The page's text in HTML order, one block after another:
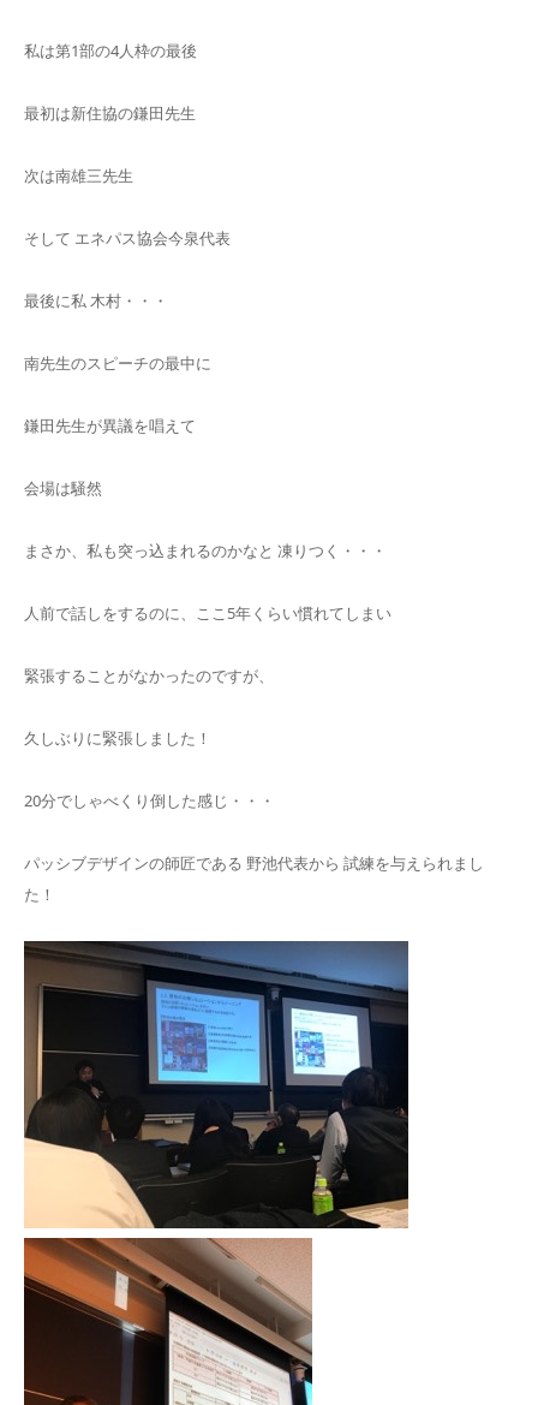
私は第1部の4人枠の最後
最初は新住協の鎌田先生
次は南雄三先生
そして エネパス協会今泉代表
最後に私 木村・・・
南先生のスピーチの最中に
鎌田先生が異議を唱えて
会場は騒然
まさか、私も突っ込まれるのかなと 凍りつく・・・
人前で話しをするのに、ここ5年くらい慣れてしまい
緊張することがなかったのですが、
久しぶりに緊張しました！
20分でしゃべくり倒した感じ・・・
パッシブデザインの師匠である 野池代表から 試練を与えられまし
た！